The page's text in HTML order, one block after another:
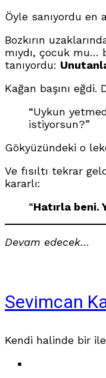
Öyle sanıyordu en
Bozkırın
mıydı, çocuk mu…
tanıyordu:
Kağan başını eğdi.
“Uykun
istiyorsun?”
Gökyüzündeki o
Ve fısıltı tekrar
kararlı:
“Hatırla beni.
Devam edecek…
Sevimcan
Kendi halinde bir